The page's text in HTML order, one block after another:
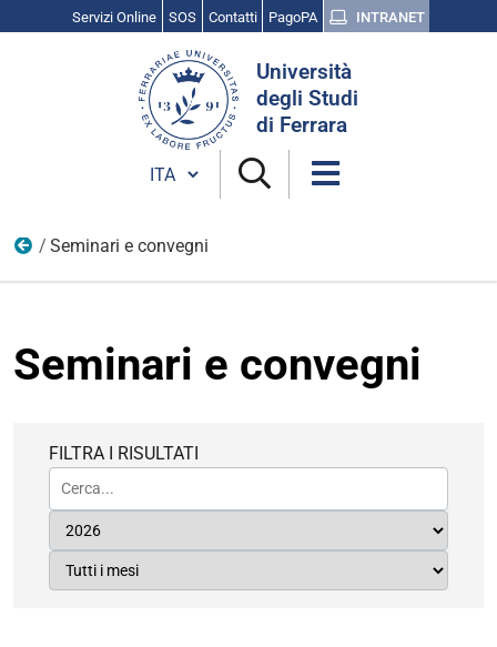
Servizi Online SOS Contatti PagoPA INTRANET
Università
degli Studi
di Ferrara
Cambia lingua
Eventi
Seminari e convegni
Seminari e convegni
FILTRA I RISULTATI